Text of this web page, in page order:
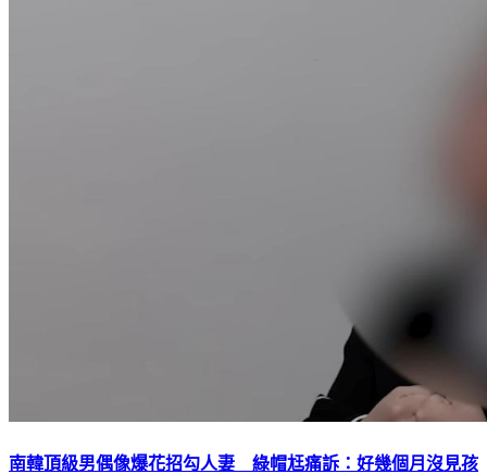
南韓頂級男偶像爆花招勾人妻 綠帽尪痛訴：好幾個月沒見孩